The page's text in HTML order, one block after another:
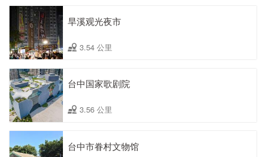
旱溪观光夜市
3.54 公里
台中国家歌剧院
3.56 公里
台中市眷村文物馆